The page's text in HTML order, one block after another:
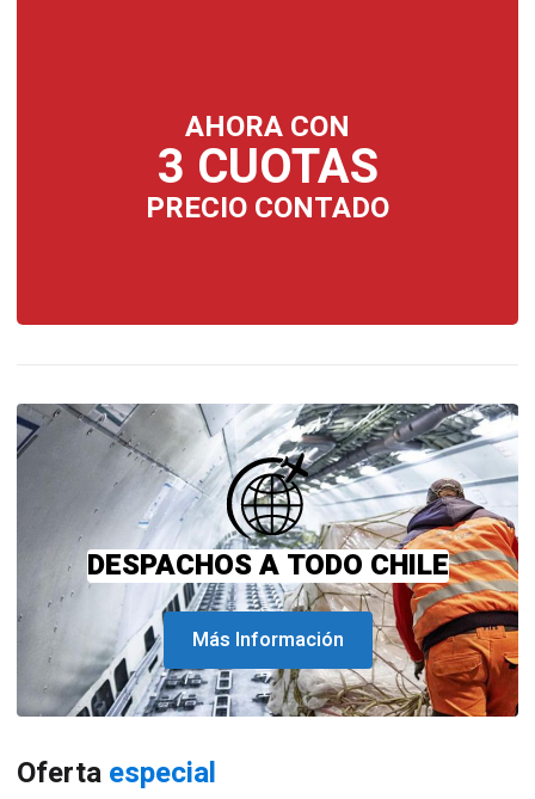
AHORA CON
3 CUOTAS
PRECIO CONTADO
DESPACHOS A TODO CHILE
Más Información
Oferta especial